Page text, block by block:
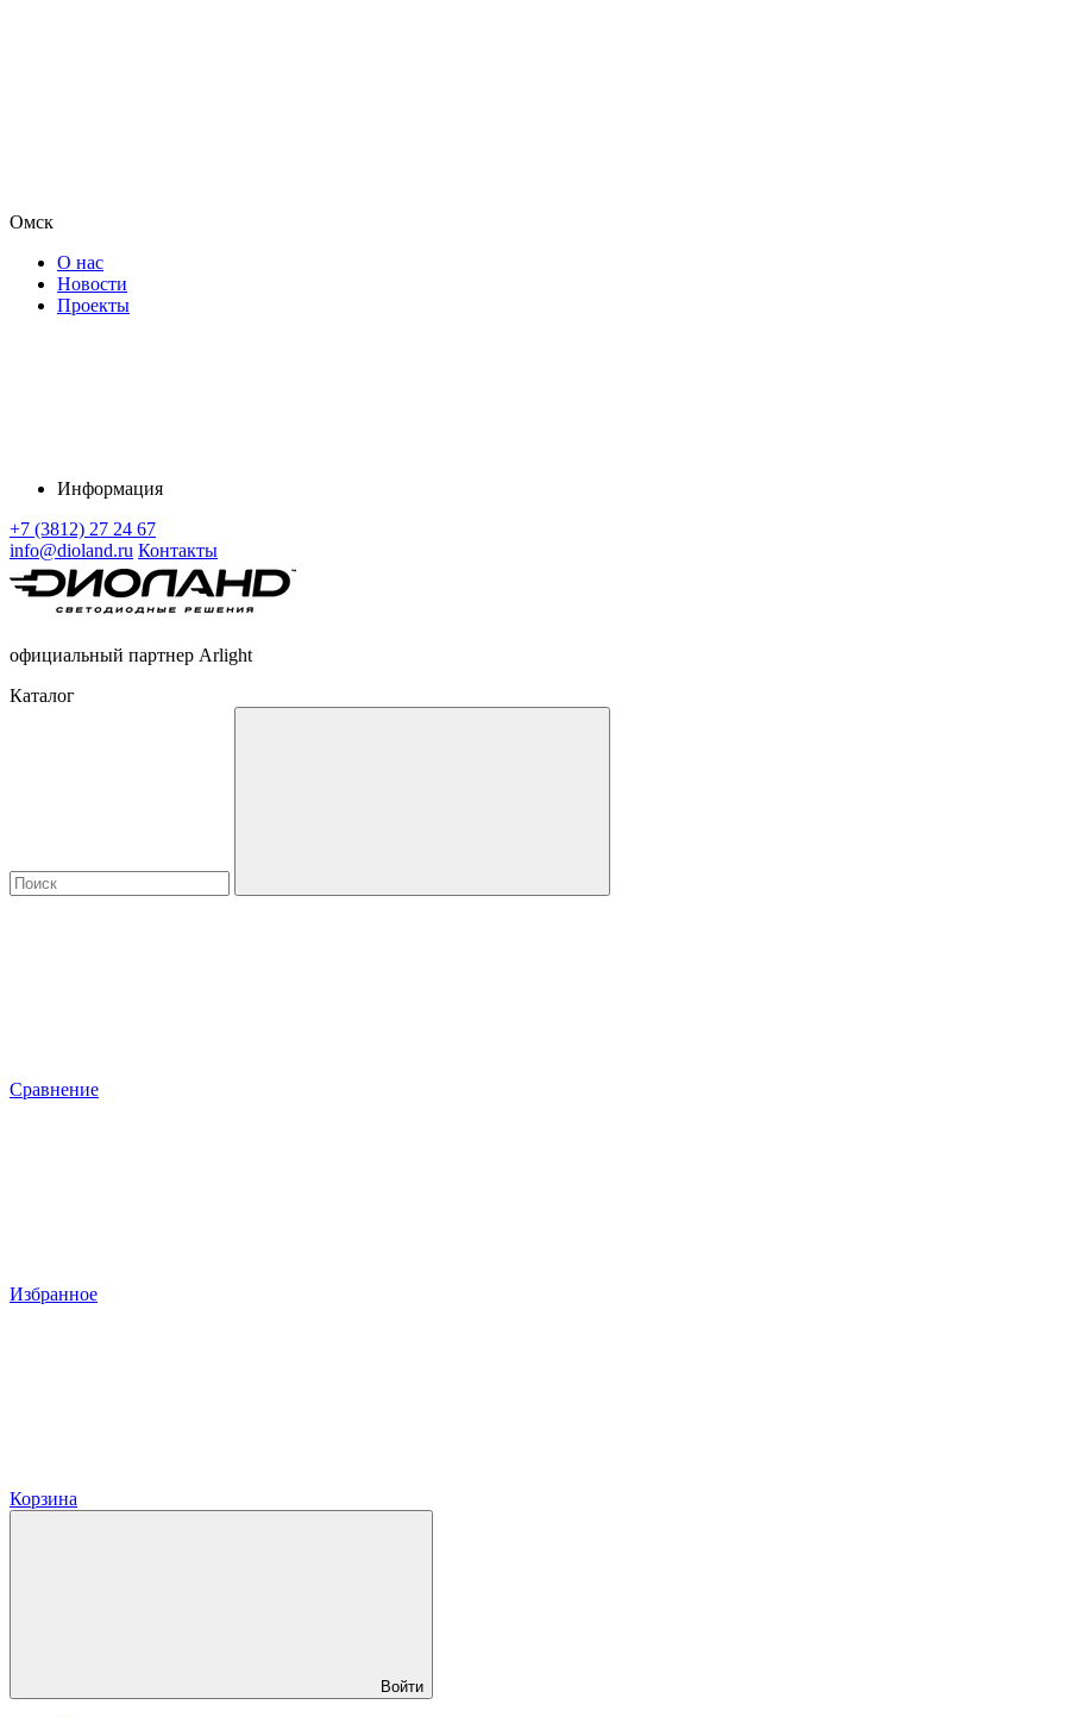
Омск
О нас
Новости
Проекты
Информация
+7 (3812) 27 24 67
info@dioland.ru Контакты
официальный партнер Arlight
Каталог
Сравнение
Избранное
Корзина
Войти